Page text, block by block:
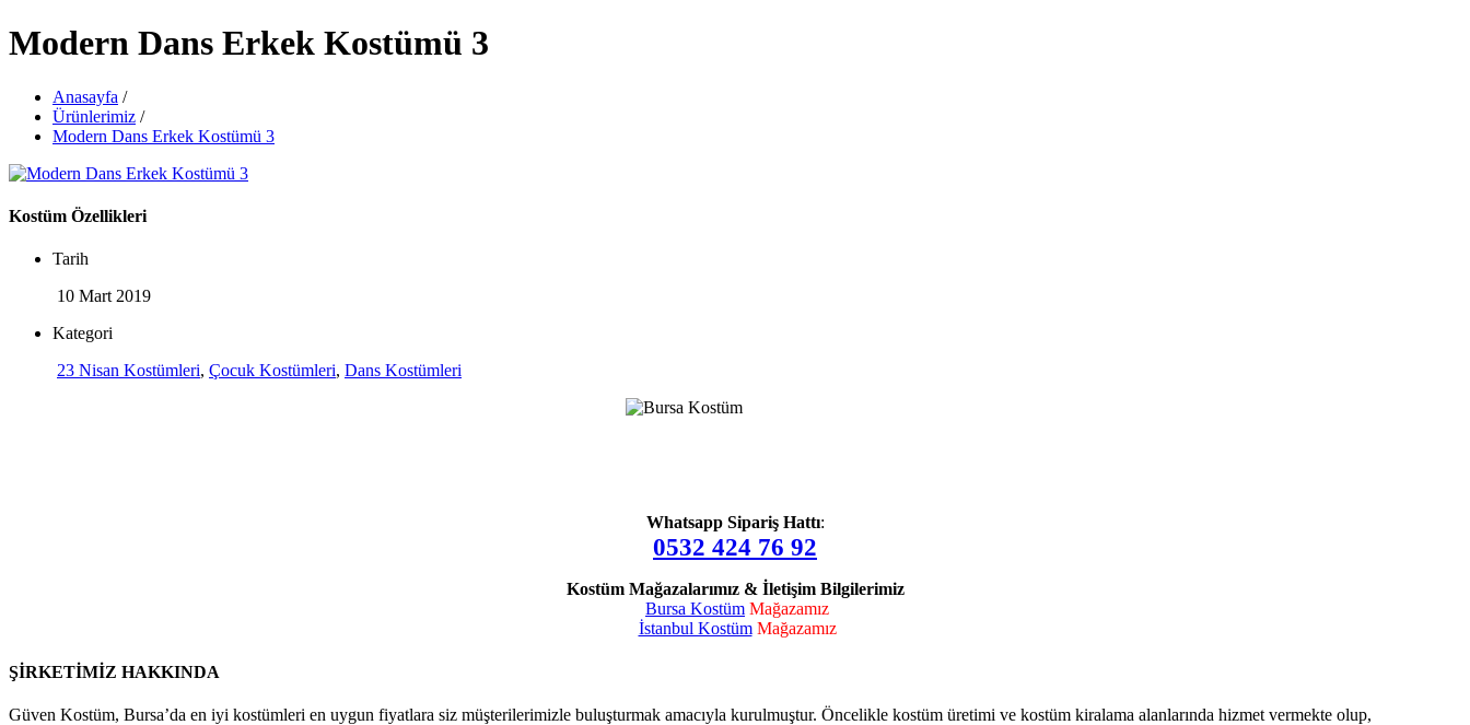
Modern Dans Erkek Kostümü 3
Anasayfa /
Ürünlerimiz /
Modern Dans Erkek Kostümü 3
Kostüm Özellikleri
Tarih
10 Mart 2019
Kategori
23 Nisan Kostümleri, Çocuk Kostümleri, Dans Kostümleri
Whatsapp Sipariş Hattı:
0532 424 76 92
Kostüm Mağazalarımız & İletişim Bilgilerimiz
Bursa Kostüm Mağazamız
İstanbul Kostüm Mağazamız
ŞİRKETİMİZ HAKKINDA
Güven Kostüm, Bursa’da en iyi kostümleri en uygun fiyatlara siz müşterilerimizle buluşturmak amacıyla kurulmuştur. Öncelikle kostüm üretimi ve kostüm kiralama alanlarında hizmet vermekte olup,